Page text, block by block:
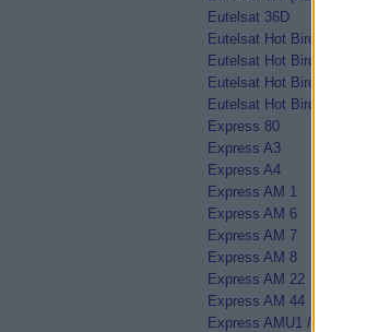
Eutelsat 36D
Eutelsat Hot Bird 13D
Eutelsat Hot Bird 13E
Eutelsat Hot Bird 13F
Eutelsat Hot Bird 13G
Express 80
Express A3
Express A4
Express AM 1
Express AM 6
Express AM 7
Express AM 8
Express AM 22
Express AM 44
Express AMU1 / Eutelsat 36C